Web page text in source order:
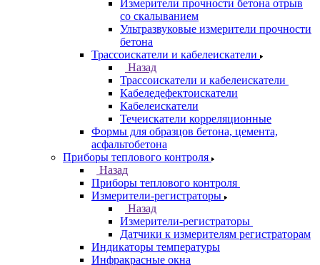
Измерители прочности бетона отрыв
со скалыванием
Ультразвуковые измерители прочности
бетона
Трассоискатели и кабелеискатели
Назад
Трассоискатели и кабелеискатели
Кабеледефектоискатели
Кабелеискатели
Течеискатели корреляционные
Формы для образцов бетона, цемента,
асфальтобетона
Приборы теплового контроля
Назад
Приборы теплового контроля
Измерители-регистраторы
Назад
Измерители-регистраторы
Датчики к измерителям регистраторам
Индикаторы температуры
Инфракрасные окна